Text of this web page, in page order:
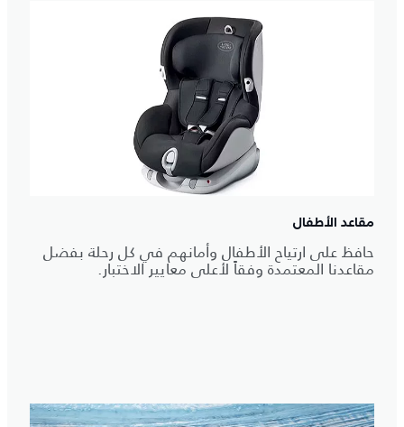
مقاعد الأطفال
حافظ على ارتياح الأطفال وأمانهم في كل رحلة بفضل
مقاعدنا المعتمدة وفقاً لأعلى معايير الاختبار.